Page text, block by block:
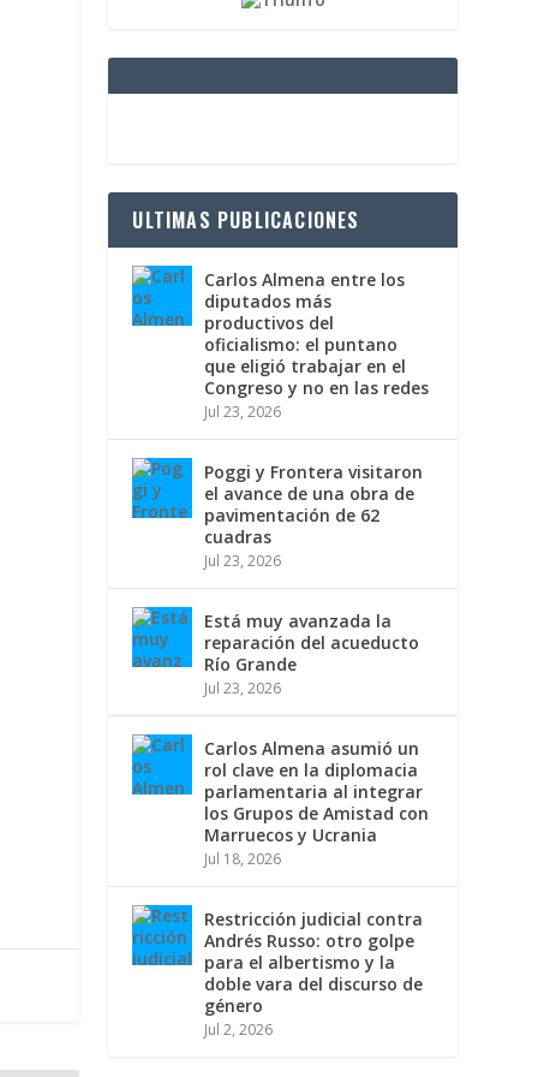
ULTIMAS PUBLICACIONES
Carlos Almena entre los
diputados más
productivos del
oficialismo: el puntano
que eligió trabajar en el
Congreso y no en las redes
Jul 23, 2026
Poggi y Frontera visitaron
el avance de una obra de
pavimentación de 62
cuadras
Jul 23, 2026
Está muy avanzada la
reparación del acueducto
Río Grande
Jul 23, 2026
Carlos Almena asumió un
rol clave en la diplomacia
parlamentaria al integrar
los Grupos de Amistad con
Marruecos y Ucrania
Jul 18, 2026
Restricción judicial contra
Andrés Russo: otro golpe
para el albertismo y la
doble vara del discurso de
género
Jul 2, 2026